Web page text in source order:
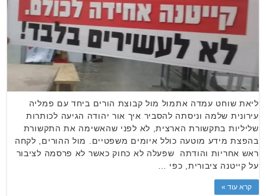
ליאת שוחט עמדה אתמול מול קבוצת הורים ביחד עם פמליה
עירונית שלמה וניסתה להסביר איך אור יהודה הגיעה לכותרות
שליליות בתקשורת הארצית, לא לפני שהאשימה את התקשורת
בהפצת מידע מוטעה כולל איומים משפטיים. מול ההורים, לקחה
ראש אחריות והודתה שפעלה לא כחוק כאשר לא פרסמה לציבור
על קייטנה ציבורית, כפי …
קרא עוד »